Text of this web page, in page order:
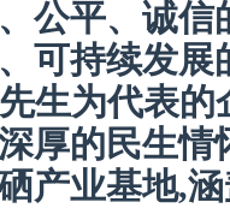
公平、诚
可持续发展
生为代表
厚的民生
产业基地,